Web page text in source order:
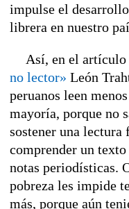
impulse el
librera en nuestro
Así, en el artículo
no lector» León
peruanos leen
mayoría, porque no
sostener una
comprender un
notas periodísticas.
pobreza les impide
más, porque aún